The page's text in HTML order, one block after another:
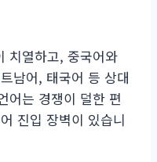
치열하고, 중국어와
남어, 태국어 등 상대
어는 경쟁이 덜한 편
진입 장벽이 있습니